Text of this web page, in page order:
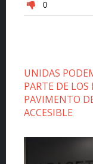
0
UNIDAS
PARTE DE LOS
PAVIMENTO
ACCESIBLE